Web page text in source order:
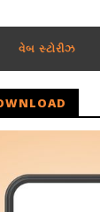
વેબ સ્ટોરીઝ